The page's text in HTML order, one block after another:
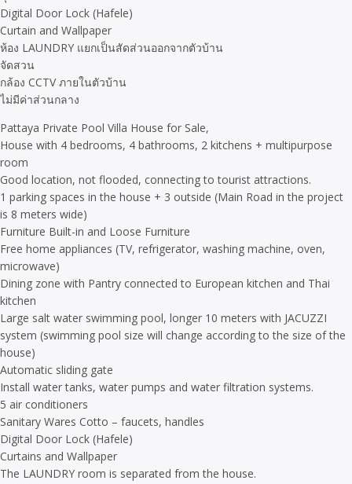
Digital Door Lock (Hafele)
Curtain and Wallpaper
ห้อง LAUNDRY แยกเป็นสัดส่วนออกจากตัวบ้าน
จัดสวน
กล้อง CCTV ภายในตัวบ้าน
ไม่มีค่าส่วนกลาง
Pattaya Private Pool Villa House for Sale,
House with 4 bedrooms, 4 bathrooms, 2 kitchens + multipurpose
room
Good location, not flooded, connecting to tourist attractions.
1 parking spaces in the house + 3 outside (Main Road in the project
is 8 meters wide)
Furniture Built-in and Loose Furniture
Free home appliances (TV, refrigerator, washing machine, oven,
microwave)
Dining zone with Pantry connected to European kitchen and Thai
kitchen
Large salt water swimming pool, longer 10 meters with JACUZZI
system (swimming pool size will change according to the size of the
house)
Automatic sliding gate
Install water tanks, water pumps and water filtration systems.
5 air conditioners
Sanitary Wares Cotto – faucets, handles
Digital Door Lock (Hafele)
Curtains and Wallpaper
The LAUNDRY room is separated from the house.